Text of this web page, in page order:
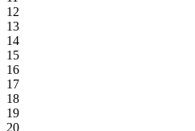
12
13
14
15
16
17
18
19
20